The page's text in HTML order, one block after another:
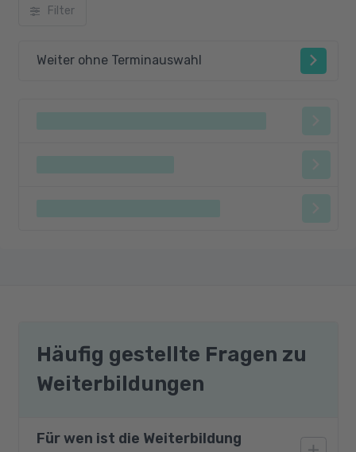
Filter
Weiter ohne Terminauswahl
Häufig gestellte Fragen zu
Weiterbildungen
Für wen ist die Weiterbildung